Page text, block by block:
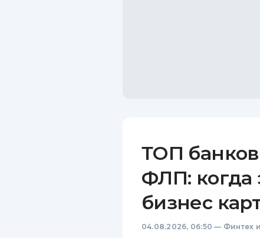
ТОП
ФЛП: когда
бизнес
04.08.2026, 06:50 — Финтех